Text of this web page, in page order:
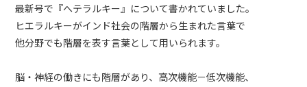
最新号で『へテラルキー』について書かれていました。
ヒエラルキーがインド社会の階層から生まれた言葉で
他分野でも階層を表す言葉として用いられます。
脳・神経の働きにも階層があり、高次機能－低次機能、